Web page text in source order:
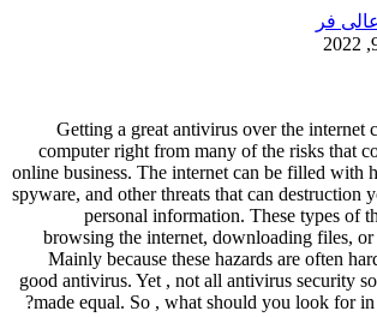
عالی فر
Getting a great antivirus over the internet
computer right from many of the risks that
online business. The internet can be filled with
spyware, and other threats that can destruction
personal information. These types of
browsing the internet, downloading files,
Mainly because these hazards are often
good antivirus. Yet , not all antivirus security
made equal. So , what should you look for in